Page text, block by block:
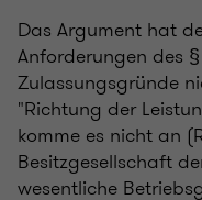
Das Argument hat
Anforderungen des
Zulassungsgründe
"Richtung der
komme es nicht an
Besitzgesellschaft
wesentliche